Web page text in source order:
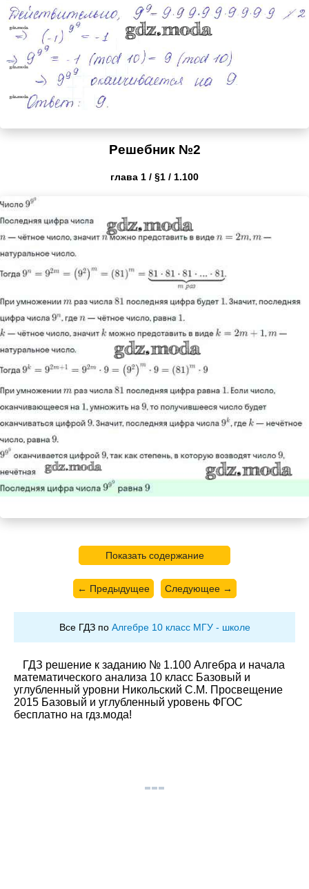
Решебник №2
глава 1 / §1 / 1.100
Показать содержание
← Предыдущее Следующее →
Все ГДЗ по Алгебре 10 класс МГУ - школе
ГДЗ решение к заданию № 1.100 Алгебра и начала
математического анализа 10 класс Базовый и
углубленный уровни Никольский С.М. Просвещение
2015 Базовый и углубленный уровень ФГОС
бесплатно на гдз.мода!